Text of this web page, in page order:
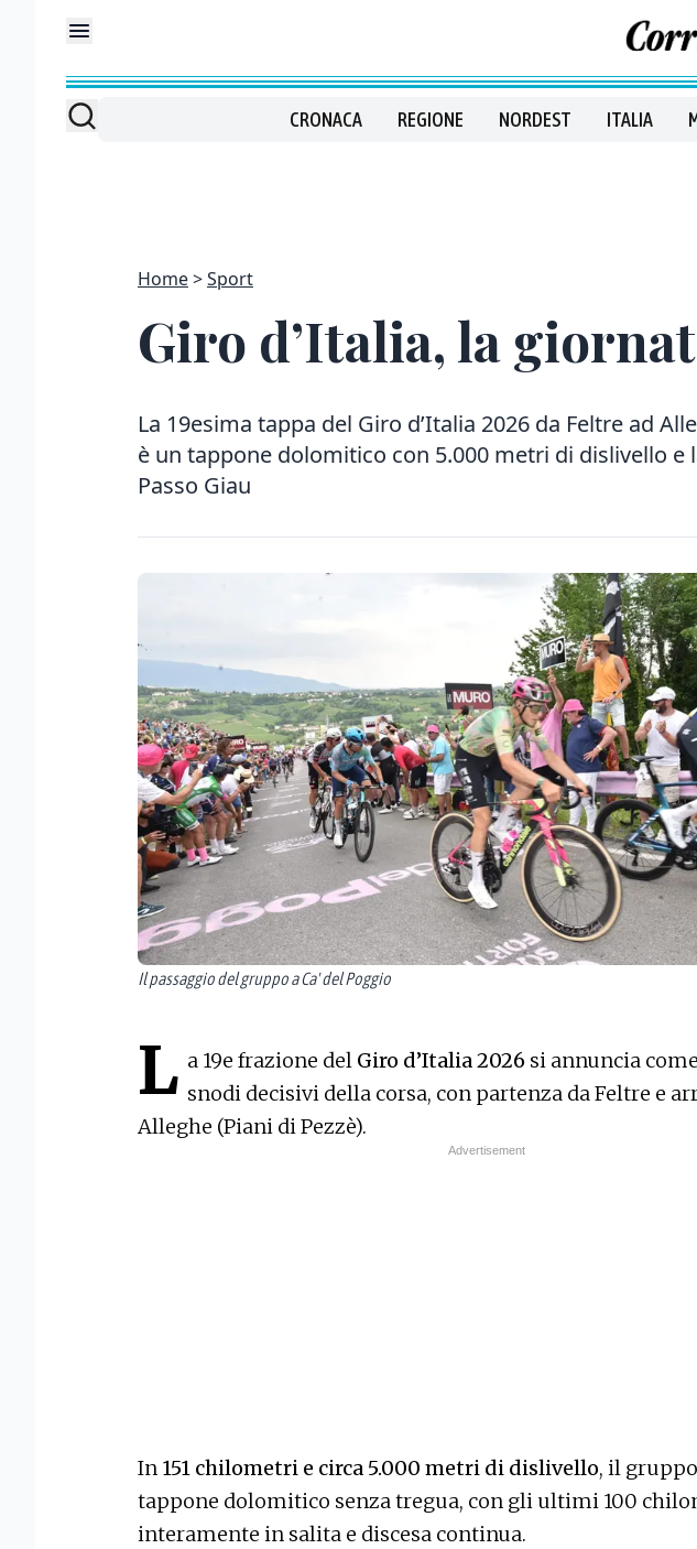
CRONACA REGIONE NORDEST ITALIA
Home Sport
Giro d’Italia, la
La 19esima tappa del Giro d’Italia 2026 da Feltre ad
è un tappone dolomitico con 5.000 metri di dislivello e
Passo Giau
Il passaggio del gruppo a Ca' del Poggio
L a 19e frazione del Giro d’Italia 2026 si annuncia
snodi decisivi della corsa, con partenza da Feltre e
Alleghe (Piani di Pezzè).
In 151 chilometri e circa 5.000 metri di dislivello, il
tappone dolomitico senza tregua, con gli ultimi 100
interamente in salita e discesa continua.